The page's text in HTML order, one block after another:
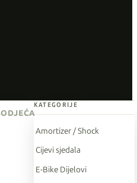
KATEGORIJE
Amortizer / Shock
Cijevi sjedala
E-Bike Dijelovi
ODJEĆA